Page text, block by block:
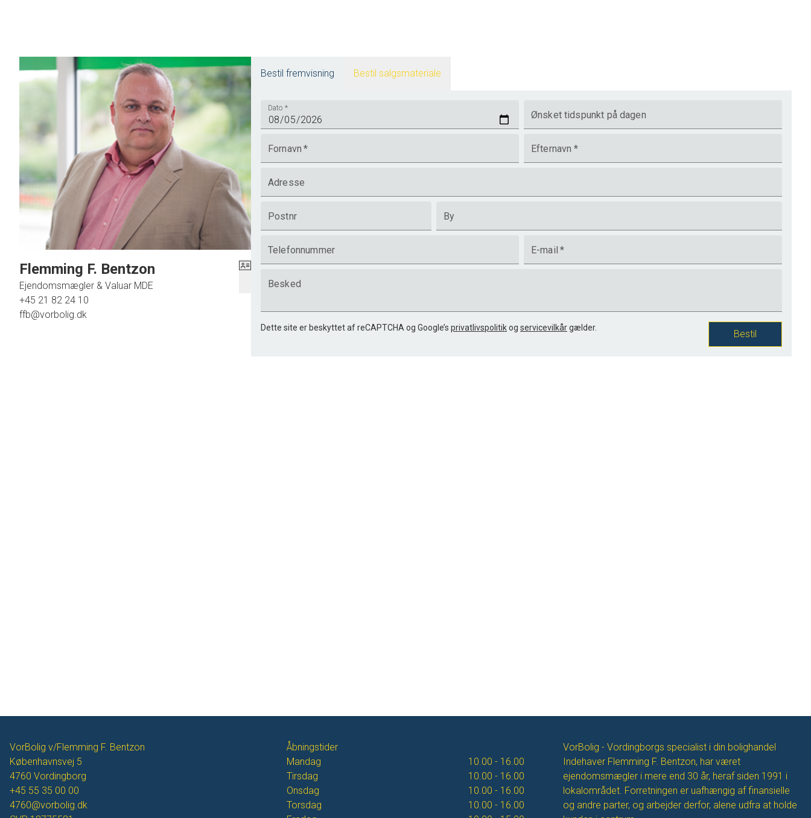
Flemming F. Bentzon
Ejendomsmægler & Valuar MDE
+45 21 82 24 10
ffb@vorbolig.dk
Bestil fremvisning Bestil salgsmateriale
Dato *
Ønsket tidspunkt på dagen
Fornavn * Efternavn *
Adresse
Postnr By
Telefonnummer E-mail *
Besked
Dette site er beskyttet af reCAPTCHA og Google’s privatlivspolitikog servicevilkårgælder.
Bestil
VorBolig v/Flemming F. Bentzon
Københavnsvej 5
4760 Vordingborg
+45 55 35 00 00
4760@vorbolig.dk
Åbningstider
Mandag
10.00 - 16.00
Tirsdag
10.00 - 16.00
Onsdag
10.00 - 16.00
Torsdag
10.00 - 16.00
VorBolig - Vordingborgs specialist i din bolighandel
Indehaver Flemming F. Bentzon, har været
ejendomsmægler i mere end 30 år, heraf siden 1991 i
lokalområdet. Forretningen er uafhængig af finansielle
og andre parter, og arbejder derfor, alene udfra at holde